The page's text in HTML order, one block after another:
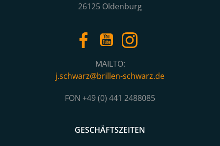
26125 Oldenburg
MAILTO:
j.schwarz@brillen-schwarz.de
FON +49 (0) 441 2488085
GESCHÄFTSZEITEN